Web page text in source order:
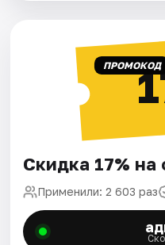
ПРОМОКОД
Скидка 17%
Применили: 2 603 раз